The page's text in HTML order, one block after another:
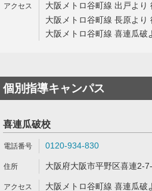
大阪メトロ谷町線 出戸より
大阪メトロ谷町線 長原より
大阪メトロ谷町線 喜連瓜破
個別指導キャンパス
喜連瓜破校
0120-934-830
大阪府大阪市平野区喜連2-
大阪メトロ谷町線 喜連瓜破